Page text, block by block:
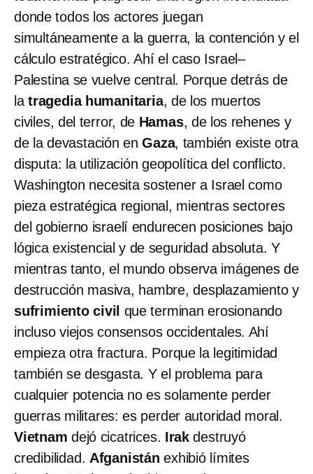
donde todos los actores juegan
simultáneamente a la guerra, la contención y el
cálculo estratégico. Ahí el caso Israel–
Palestina se vuelve central. Porque detrás de
la tragedia humanitaria, de los muertos
civiles, del terror, de Hamas, de los rehenes y
de la devastación enGaza, también existe otra
disputa: la utilización geopolítica del conflicto.
Washington necesita sostener a Israel como
pieza estratégica regional, mientras sectores
del gobierno israelí endurecen posiciones bajo
lógica existencial y de seguridad absoluta. Y
mientras tanto, el mundo observa imágenes de
destrucción masiva, hambre, desplazamiento y
sufrimiento civil que terminan erosionando
incluso viejos consensos occidentales. Ahí
empieza otra fractura. Porque la legitimidad
también se desgasta. Y el problema para
cualquier potencia no es solamente perder
guerras militares: es perder autoridad moral.
Vietnam dejó cicatrices. Irakdestruyó
credibilidad. Afganistán exhibió límites